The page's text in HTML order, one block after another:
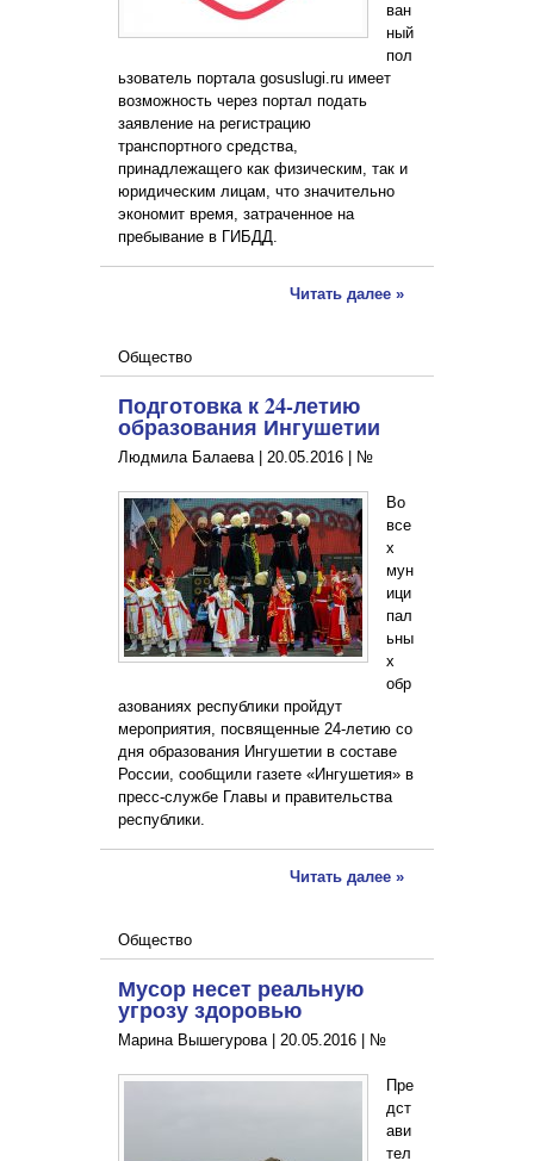
ван
ный
пол
ьзователь портала gosuslugi.ru имеет
возможность через портал подать
заявление на регистрацию
транспортного средства,
принадлежащего как физическим, так и
юридическим лицам, что значительно
экономит время, затраченное на
пребывание в ГИБДД.
Читать далее »
Общество
Подготовка к 24-летию
образования Ингушетии
Людмила Балаева | 20.05.2016 №
Во
все
х
мун
ици
пал
ьны
х
обр
азованиях республики пройдут
мероприятия, посвященные 24-летию со
дня образования Ингушетии в составе
России, сообщили газете «Ингушетия» в
пресс-службе Главы и правительства
республики.
Читать далее »
Общество
Мусор несет реальную
угрозу здоровью
Марина Вышегурова | 20.05.2016 №
Пре
дст
ави
тел